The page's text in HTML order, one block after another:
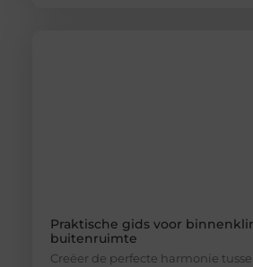
Praktische gids voor
buitenruimte
Creëer de perfecte harmonie